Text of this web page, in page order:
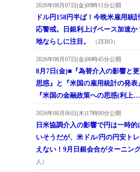
2026年08月07日(金)09時11分公開
ドル円158円半ば！今晩米雇用統
応警戒。日銀利上げペース加速か
地ならしに注目。
（ZERO）
2026年08月07日(金)06時45分公開
8月7日(金)■『為替介入の影響と
思惑』と『米国の雇用統計の発表
『米国の金融政策への思惑(利上…
2026年08月06日(木)17時00分公開
日米協調介入の影響で円は一時的
いそうだが、米ドル/円の円安ト
えない！9月日銀会合がターニン
人）